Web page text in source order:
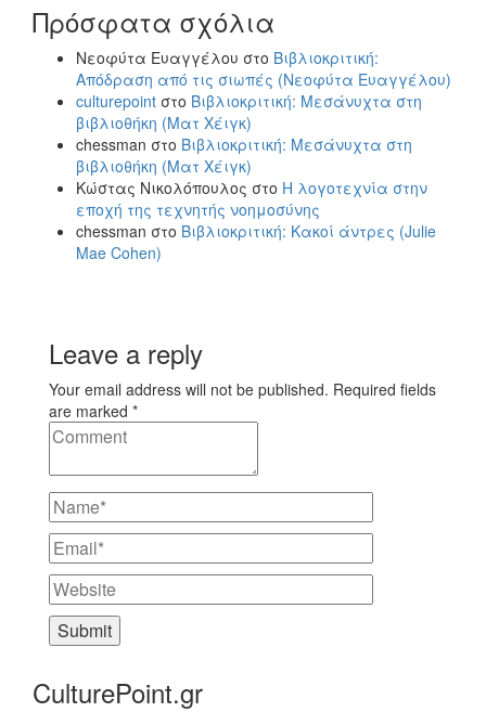
Πρόσφατα σχόλια
Νεοφύτα Ευαγγέλου στο Βιβλιοκριτική:
Απόδραση από τις σιωπές (Νεοφύτα Ευαγγέλου)
culturepoint στο Βιβλιοκριτική: Μεσάνυχτα στη
βιβλιοθήκη (Ματ Χέιγκ)
chessman στο Βιβλιοκριτική: Μεσάνυχτα στη
βιβλιοθήκη (Ματ Χέιγκ)
Κώστας Νικολόπουλος στο Η λογοτεχνία στην
εποχή της τεχνητής νοημοσύνης
chessman στο Βιβλιοκριτική: Κακοί άντρες (Julie
Mae Cohen)
Leave a reply
Your email address will not be published. Required fields
are marked *
CulturePoint.gr